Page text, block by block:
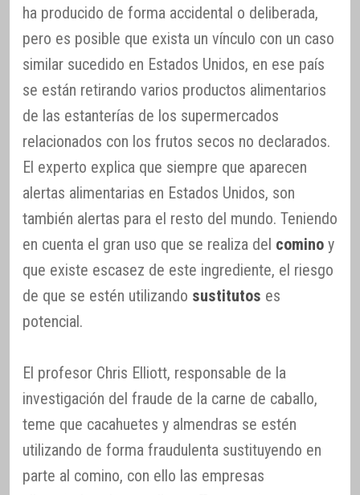
ha producido de forma accidental o deliberada,
pero es posible que exista un vínculo con un caso
similar sucedido en Estados Unidos, en ese país
se están retirando varios productos alimentarios
de las estanterías de los supermercados
relacionados con los frutos secos no declarados.
El experto explica que siempre que aparecen
alertas alimentarias en Estados Unidos, son
también alertas para el resto del mundo. Teniendo
en cuenta el gran uso que se realiza del comino y
que existe escasez de este ingrediente, el riesgo
de que se estén utilizando sustitutos es
potencial.
El profesor Chris Elliott, responsable de la
investigación del fraude de la carne de caballo,
teme que cacahuetes y almendras se estén
utilizando de forma fraudulenta sustituyendo en
parte al comino, con ello las empresas